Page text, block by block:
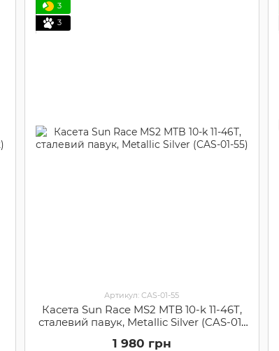
3
3
Артикул: CAS-01-55
Касета Sun Race MS2 MTB 10-k 11-46T,
сталевий павук, Metallic Silver (CAS-01-
1 980 грн